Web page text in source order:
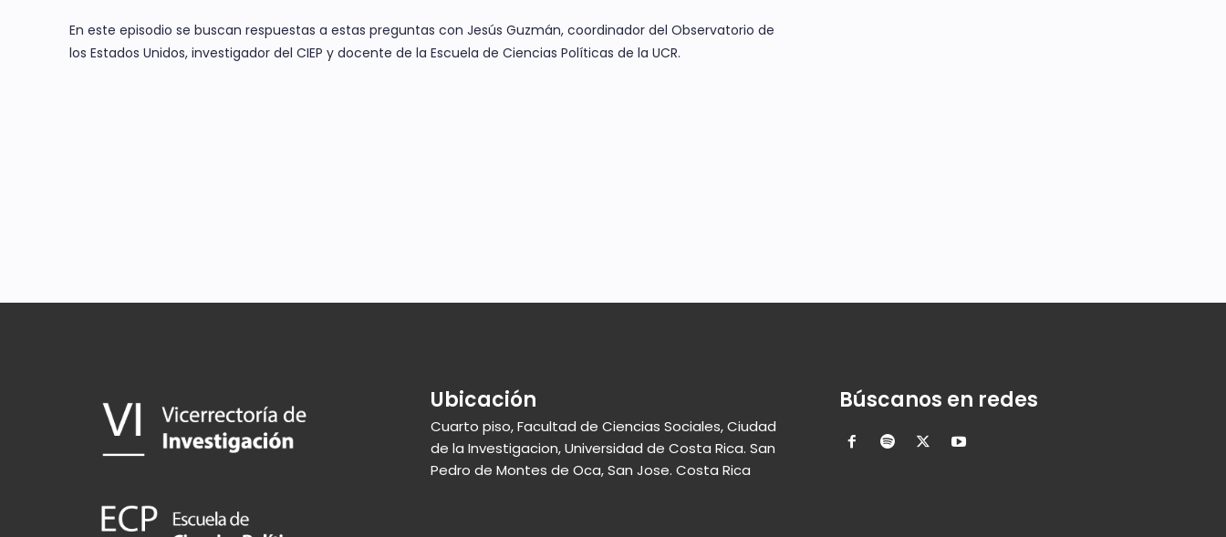
En este episodio se buscan respuestas a estas preguntas con Jesús Guzmán, coordinador del Observatorio de
los Estados Unidos, investigador del CIEP y docente de la Escuela de Ciencias Políticas de la UCR.
Ubicación
Cuarto piso, Facultad de Ciencias Sociales, Ciudad
de la Investigacion, Universidad de Costa Rica. San
Pedro de Montes de Oca, San Jose. Costa Rica
Búscanos en redes